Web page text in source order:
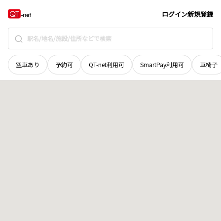
ログイン新規登録
空車あり 予約可 QT-net利用可 SmartPay利用可 車椅子
岡山県